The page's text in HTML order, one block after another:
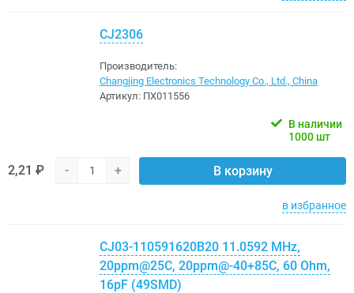
CJ2306
Производитель:
Changjing Electronics Technology Co., Ltd., China
Артикул: ПХ011556
В наличии
1000 шт
2,21 ₽ - + В корзину
в избранное
CJ03-110591620B20 11.0592 MHz,
20ppm@25C, 20ppm@-40+85C, 60 Ohm,
16pF (49SMD)